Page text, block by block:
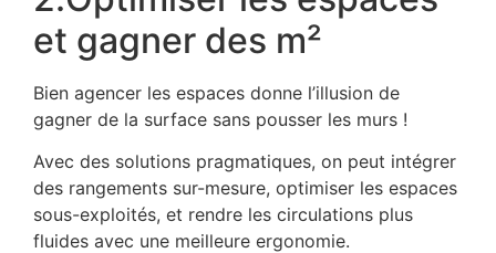
et gagner des m²
Bien agencer les espaces donne l’illusion de
gagner de la surface sans pousser les murs !
Avec des solutions pragmatiques, on peut intégrer
des rangements sur-mesure, optimiser les espaces
sous-exploités, et rendre les circulations plus
fluides avec une meilleure ergonomie.